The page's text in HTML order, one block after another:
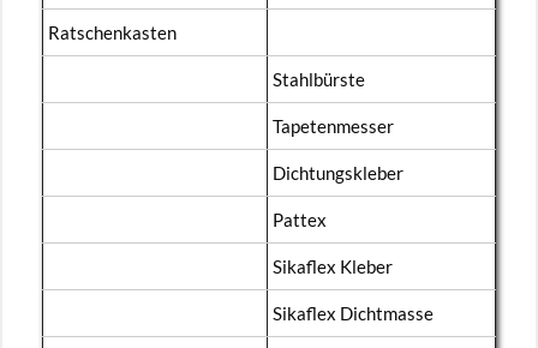
Rat­schen­kas­ten
Stahl­bürs­te
Ta­pe­ten­mes­ser
Dich­tungs­kle­ber
Pat­tex
Si­ka­flex Kle­ber
Si­ka­flex Dicht­mas­se